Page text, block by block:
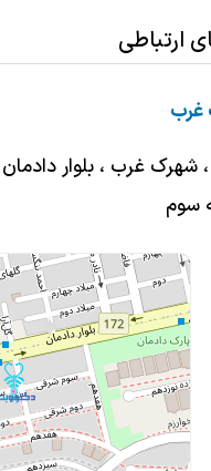
خوش برخورد دقیق و
برای لمینیت
کامپوزیت عالیی
لمینت خوب بود
بسیار حرفه ای
بسیار حرفه ای و با
عالی هستن
ارتباطی
غرب
سوم